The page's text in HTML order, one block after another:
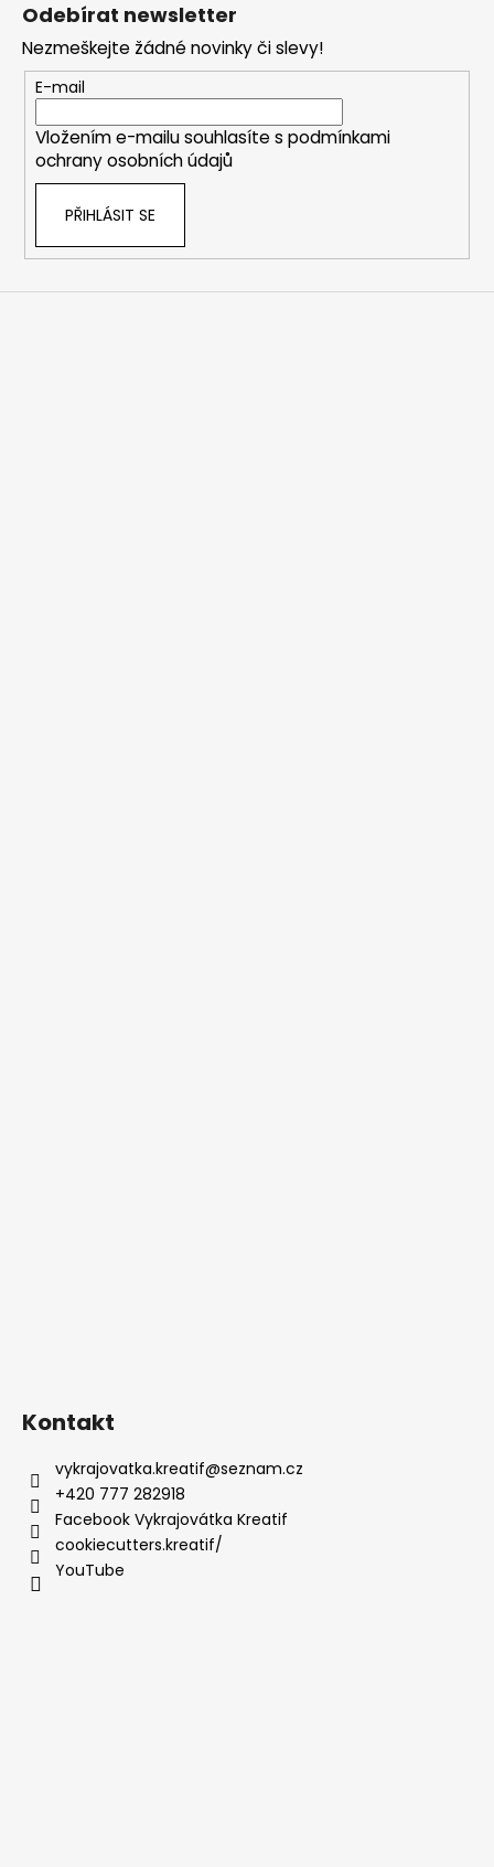
p
r
v
k
y
u
í
Odebírat newsletter
Nezmeškejte žádné novinky či slevy!
E-mail
Vložením e-mailu souhlasíte s podmínkami
ochrany osobních údajů
PŘIHLÁSIT SE
Kontakt
vykrajovatka.kreatif@seznam.cz
+420 777 282918
Facebook Vykrajovátka Kreatif
cookiecutters.kreatif/
YouTube